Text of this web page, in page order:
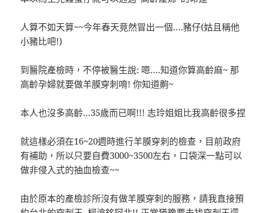
人算不如天算~~今年春天竟然冒出一個….豬仔(姑且稱他
小豬比吧!)
到醫院產檢時，不停被醫生說: 嗯….知道你算高齡麻~ 那
高齡孕婦就要做羊膜穿刺唷! 你知道齁~
本人也沒多高齡…35歲而已啊!!! 志玲姐姐比我高齡很多捏
就這樣必須在16~20週時進行羊膜穿刺的檢查，目前政府
有補助，所以只要自費3000~3500左右，口袋深一點可以
做非侵入式的抽血檢查~~
由於原本的產檢診所沒有做羊膜穿刺的服務，請我直接預